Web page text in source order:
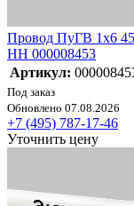
Провод ПуГВ 1х6
НН 000008453
Артикул:
Под заказ
Обновлено 07.08.2026
+7 (495) 787-17-46
Уточнить цену